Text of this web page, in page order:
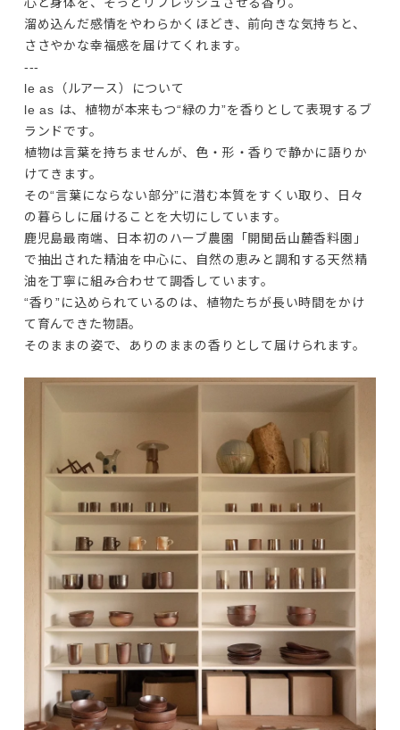
利用規約
溜め込んだ感情をやわらかくほどき、前向きな気持ちと、
ささやかな幸福感を届けてくれます。
---
le as（ルアース）について
le as は、植物が本来もつ“緑の力”を香りとして表現するブ
ランドです。
植物は言葉を持ちませんが、色・形・香りで静かに語りか
けてきます。
その“言葉にならない部分”に潜む本質をすくい取り、日々
の暮らしに届けることを大切にしています。
鹿児島最南端、日本初のハーブ農園「開聞岳山麓香料園」
で抽出された精油を中心に、自然の恵みと調和する天然精
油を丁寧に組み合わせて調香しています。
“香り”に込められているのは、植物たちが長い時間をかけ
て育んできた物語。
そのままの姿で、ありのままの香りとして届けられます。